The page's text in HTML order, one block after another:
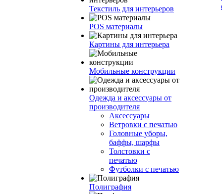
Текстиль для интерьеров
POS материалы
Картины для интерьера
Мобильные конструкции
Одежда и аксессуары от
производителя
Аксессуары
Ветровки с печатью
Головные уборы,
баффы, шарфы
Толстовки с
печатью
Футболки с печатью
Полиграфия